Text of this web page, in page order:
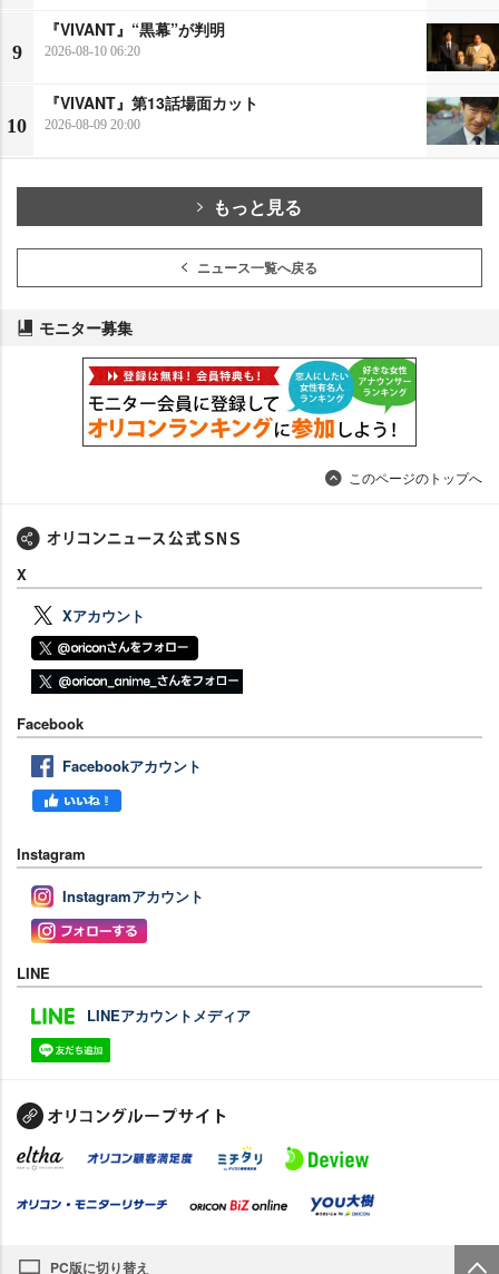
9
『VIVANT』“黒幕”が判明
2026-08-10 06:20
10
『VIVANT』第13話場面カット
2026-08-09 20:00
もっと見る
ニュース一覧へ戻る
モニター募集
このページのトップへ
X
Xアカウント
Facebook
Facebookアカウント
Instagram
Instagramアカウント
LINE
LINEアカウントメディア
PC版に切り替え